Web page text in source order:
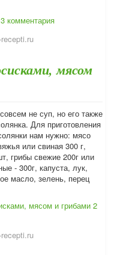
3 комментария
мясом
не суп, но его также
Для приготовления
нам нужно: мясо
или свиная 300 г,
грибы свежие 200г или
- 300г, капуста, лук,
масло, зелень, перец
мясом и грибами 2